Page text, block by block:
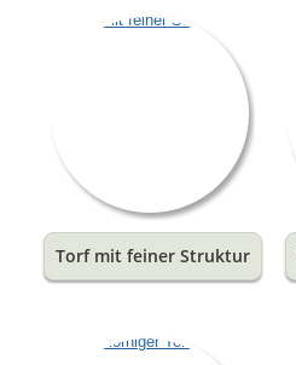
Torf mit feiner Struktur